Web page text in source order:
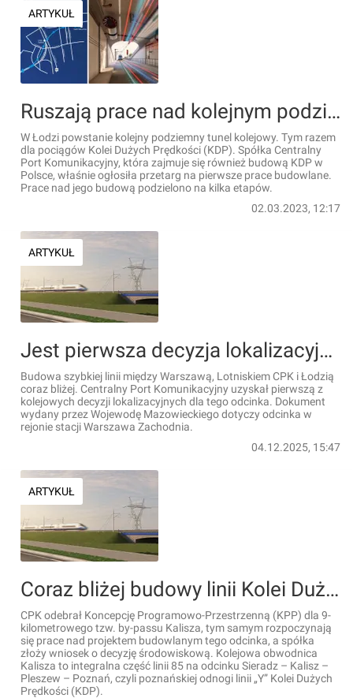
ARTYKUŁ
Ruszają prace nad kolejnym podziemnym tunelem w Łodzi. Tym razem dla pociągów Kolei Dużych Prędkości [WIZUALIZACJE + MAPA]
W Łodzi powstanie kolejny podziemny tunel kolejowy. Tym razem
dla pociągów Kolei Dużych Prędkości (KDP). Spółka Centralny
Port Komunikacyjny, która zajmuje się również budową KDP w
Polsce, właśnie ogłosiła przetarg na pierwsze prace budowlane.
Prace nad jego budową podzielono na kilka etapów.
02.03.2023, 12:17
ARTYKUŁ
Jest pierwsza decyzja lokalizacyjna dla linii Kolei Dużych Prędkości między Warszawą i Łodzią
Budowa szybkiej linii między Warszawą, Lotniskiem CPK i Łodzią
coraz bliżej. Centralny Port Komunikacyjny uzyskał pierwszą z
kolejowych decyzji lokalizacyjnych dla tego odcinka. Dokument
wydany przez Wojewodę Mazowieckiego dotyczy odcinka w
rejonie stacji Warszawa Zachodnia.
04.12.2025, 15:47
ARTYKUŁ
Coraz bliżej budowy linii Kolei Dużych Prędkości z Sieradza do Poznania
CPK odebrał Koncepcję Programowo-Przestrzenną (KPP) dla 9-
kilometrowego tzw. by-passu Kalisza, tym samym rozpoczynają
się prace nad projektem budowlanym tego odcinka, a spółka
złoży wniosek o decyzję środowiskową. Kolejowa obwodnica
Kalisza to integralna część linii 85 na odcinku Sieradz – Kalisz –
Pleszew – Poznań, czyli poznańskiej odnogi linii „Y” Kolei Dużych
Prędkości (KDP).